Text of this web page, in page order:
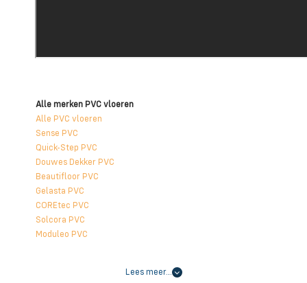
Alle merken PVC vloeren
Alle PVC vloeren
Sense PVC
Quick-Step PVC
Douwes Dekker PVC
Beautifloor PVC
Gelasta PVC
COREtec PVC
Solcora PVC
Moduleo PVC
Lees meer…